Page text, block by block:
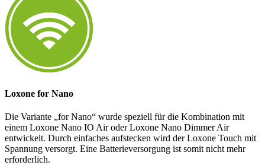
Loxone for Nano
Die Variante „for Nano“ wurde speziell für die Kombination mit
einem Loxone Nano IO Air oder Loxone Nano Dimmer Air
entwickelt. Durch einfaches aufstecken wird der Loxone Touch mit
Spannung versorgt. Eine Batterieversorgung ist somit nicht mehr
erforderlich.